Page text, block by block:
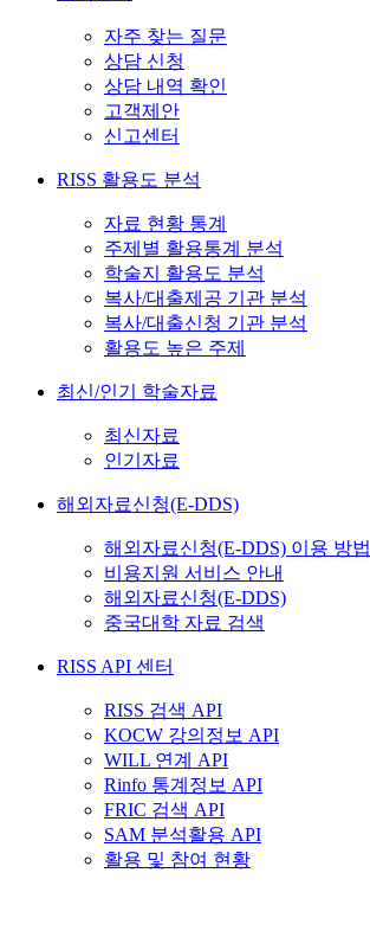
자주 찾는 질문
상담 신청
상담 내역 확인
고객제안
신고센터
RISS 활용도 분석
자료 현황 통계
주제별 활용통계 분석
학술지 활용도 분석
복사/대출제공 기관 분석
복사/대출신청 기관 분석
활용도 높은 주제
최신/인기 학술자료
최신자료
인기자료
해외자료신청(E-DDS)
해외자료신청(E-DDS) 이용 방법
비용지원 서비스 안내
해외자료신청(E-DDS)
중국대학 자료 검색
RISS API 센터
RISS 검색 API
KOCW 강의정보 API
WILL 연계 API
Rinfo 통계정보 API
FRIC 검색 API
SAM 분석활용 API
활용 및 참여 현황